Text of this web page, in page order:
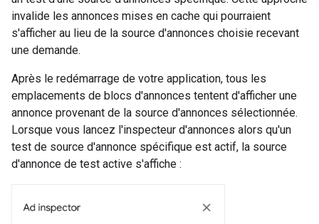
invalide les annonces mises en cache qui pourraient
s'afficher au lieu de la source d'annonces choisie recevant
une demande.
Après le redémarrage de votre application, tous les
emplacements de blocs d'annonces tentent d'afficher une
annonce provenant de la source d'annonces sélectionnée.
Lorsque vous lancez l'inspecteur d'annonces alors qu'un
test de source d'annonce spécifique est actif, la source
d'annonce de test active s'affiche :